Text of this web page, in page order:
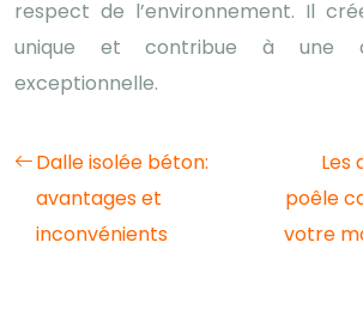
respect de l’environnement. Il
unique et contribue à une
exceptionnelle.
Dalle isolée béton:
avantages et
inconvénients
Les
poêle
votre